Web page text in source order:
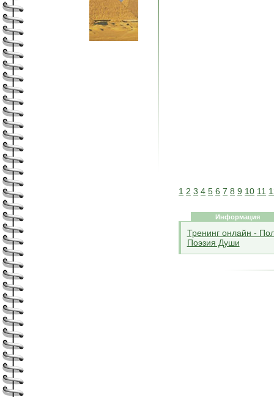
1 2 3 4 5 6 7 8 9 10 11
Информация
Тренинг онлайн -
Поэзия Души